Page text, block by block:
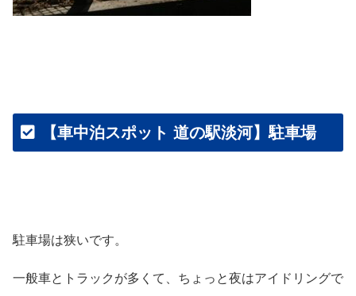
【車中泊スポット 道の駅淡河】駐車場
駐車場は狭いです。
一般車とトラックが多くて、ちょっと夜はアイドリングで